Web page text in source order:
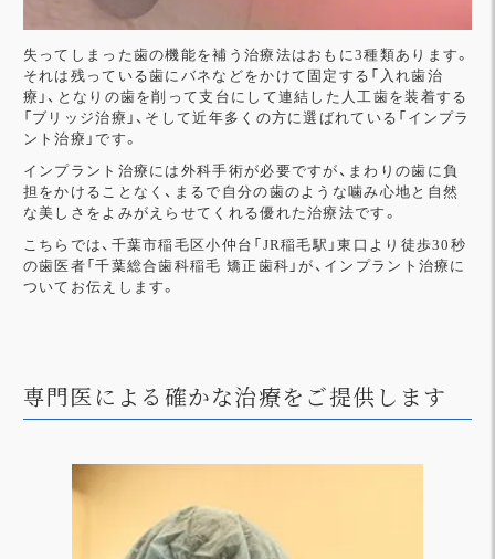
失ってしまった歯の機能を補う治療法はおもに3種類あります。
それは残っている歯にバネなどをかけて固定する「入れ歯治
療」、となりの歯を削って支台にして連結した人工歯を装着する
「ブリッジ治療」、そして近年多くの方に選ばれている「インプラ
ント治療」です。
インプラント治療には外科手術が必要ですが、まわりの歯に負
担をかけることなく、まるで自分の歯のような噛み心地と自然
な美しさをよみがえらせてくれる優れた治療法です。
こちらでは、千葉市稲毛区小仲台「JR稲毛駅」東口より徒歩30秒
の歯医者「千葉総合歯科稲毛 矯正歯科」が、インプラント治療に
ついてお伝えします。
専門医による確かな治療をご提供します